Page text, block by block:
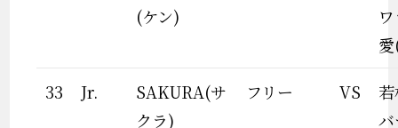
(ケン)
33 Jr.
SAKURA(サ
クラ)
フリー VS